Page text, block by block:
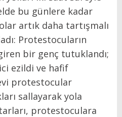
bu günlere kadar
artık daha tartışmalı
Protestocuların
bir genç tutuklandı;
ezildi ve hafif
protestocular
sallayarak yola
protestoculara